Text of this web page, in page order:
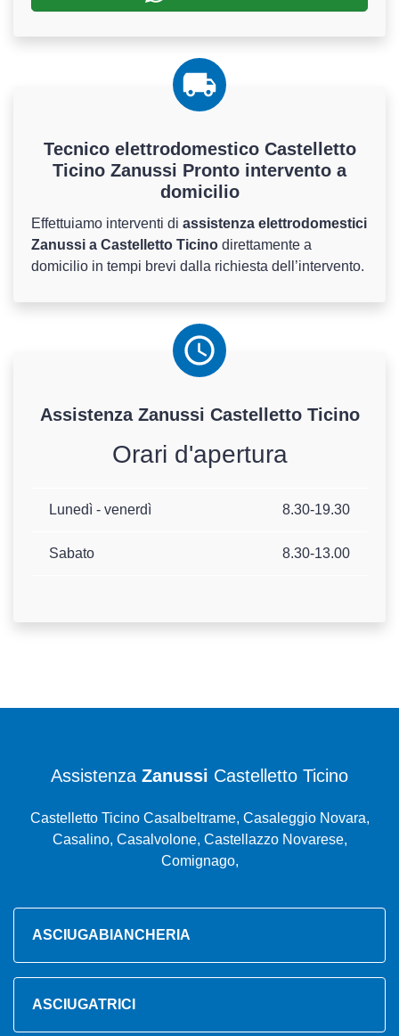
Tecnico elettrodomestico Castelletto
Ticino Zanussi Pronto intervento a
domicilio
Effettuiamo interventi di assistenza elettrodomestici
Zanussi a Castelletto Ticino direttamente a
domicilio in tempi brevi dalla richiesta dell’intervento.
Assistenza Zanussi Castelletto Ticino
Orari d'apertura
Lunedì - venerdì 8.30-19.30
Sabato 8.30-13.00
Assistenza Zanussi Castelletto Ticino
Castelletto Ticino Casalbeltrame, Casaleggio Novara,
Casalino, Casalvolone, Castellazzo Novarese,
Comignago,
ASCIUGABIANCHERIA
ASCIUGATRICI